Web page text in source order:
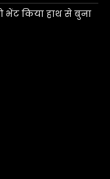
भेंट किया हाथ से बुना